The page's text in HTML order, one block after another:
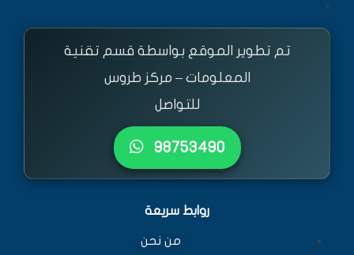
<
تم تطوير الموقع بواسطة قسم تقنية
المعلومات – مركز طروس
للتواصل
٩٨٧٥٣٤٩٠
روابط سريعة
من نحن